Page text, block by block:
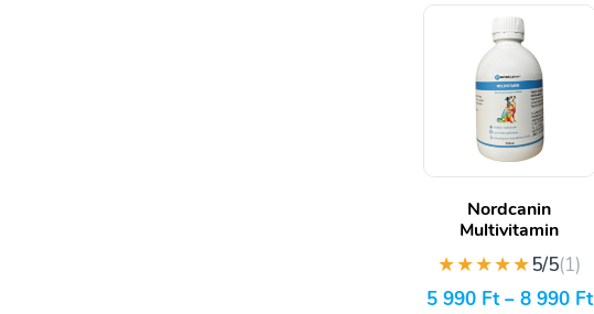
Nordcanin
Multivitamin
★★★★★5/5(1)
5 990 Ft– 8 990 Ft